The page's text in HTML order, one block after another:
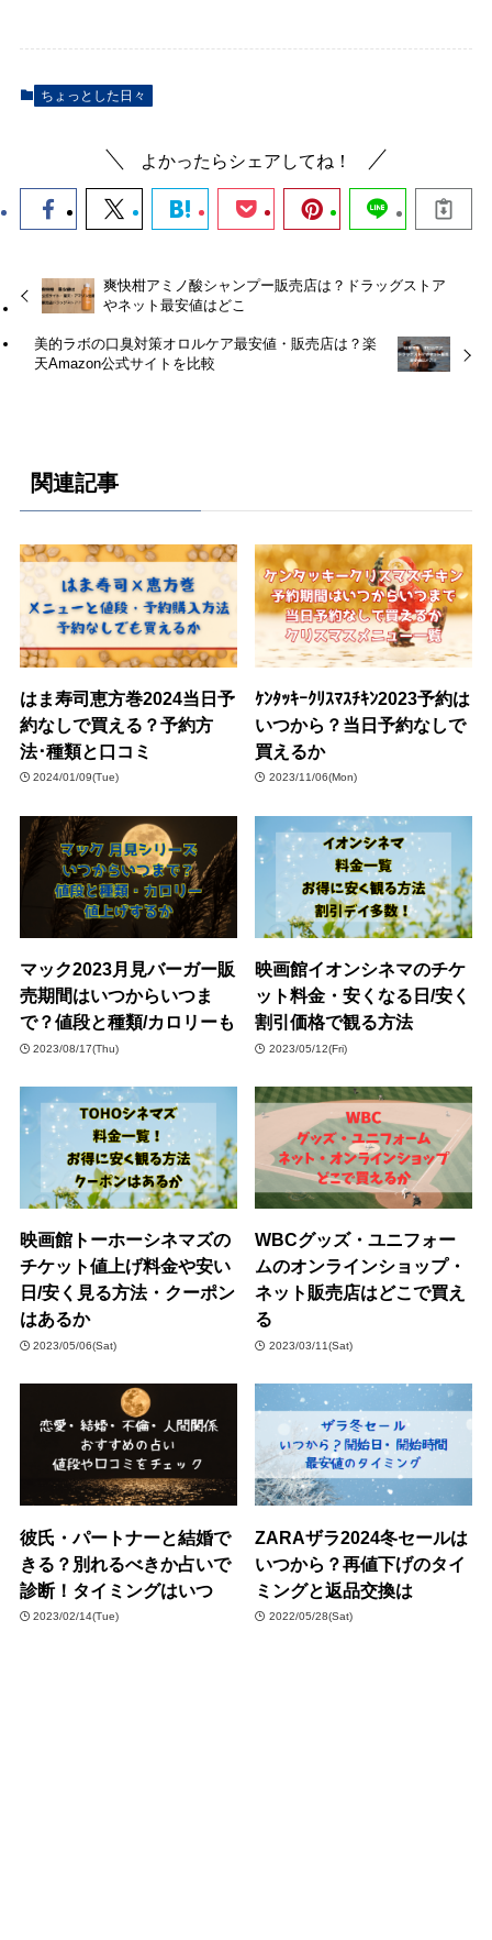
ちょっとした日々
よかったらシェアしてね！
爽快柑アミノ酸シャンプー販売店は？ドラッグストア
やネット最安値はどこ
美的ラボの口臭対策オロルケア最安値・販売店は？楽
天Amazon公式サイトを比較
関連記事
はま寿司恵方巻2024当日予
約なしで買える？予約方
法･種類と口コミ
2024/01/09(Tue)
ｹﾝﾀｯｷｰｸﾘｽﾏｽﾁｷﾝ2023予約は
いつから？当日予約なしで
買えるか
2023/11/06(Mon)
マック2023月見バーガー販
売期間はいつからいつま
で？値段と種類/カロリーも
2023/08/17(Thu)
映画館イオンシネマのチケ
ット料金・安くなる日/安く
割引価格で観る方法
2023/05/12(Fri)
映画館トーホーシネマズの
チケット値上げ料金や安い
日/安く見る方法・クーポン
はあるか
2023/05/06(Sat)
WBCグッズ・ユニフォー
ムのオンラインショップ・
ネット販売店はどこで買え
る
2023/03/11(Sat)
彼氏・パートナーと結婚で
きる？別れるべきか占いで
診断！タイミングはいつ
2023/02/14(Tue)
ZARAザラ2024冬セールは
いつから？再値下げのタイ
ミングと返品交換は
2022/05/28(Sat)